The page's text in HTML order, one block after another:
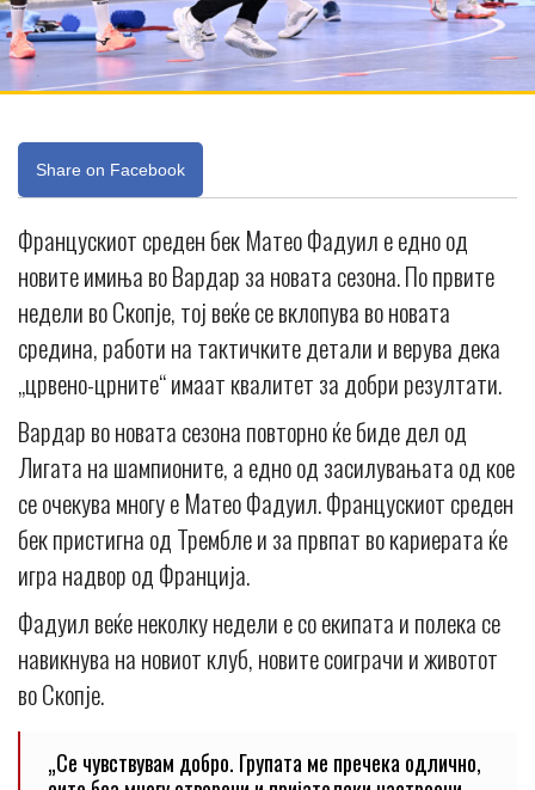
Share on Facebook
Францускиот среден бек Матео Фадуил е едно од
новите имиња во Вардар за новата сезона. По првите
недели во Скопје, тој веќе се вклопува во новата
средина, работи на тактичките детали и верува дека
„црвено-црните“ имаат квалитет за добри резултати.
Вардар во новата сезона повторно ќе биде дел од
Лигата на шампионите, а едно од засилувањата од кое
се очекува многу е Матео Фадуил. Францускиот среден
бек пристигна од Трембле и за првпат во кариерата ќе
игра надвор од Франција.
Фадуил веќе неколку недели е со екипата и полека се
навикнува на новиот клуб, новите соиграчи и животот
во Скопје.
„Се чувствувам добро. Групата ме пречека одлично,